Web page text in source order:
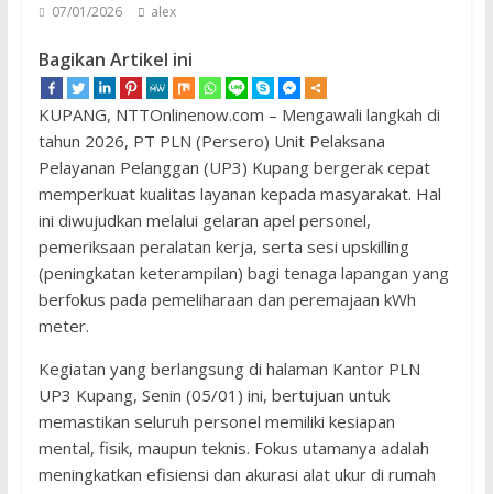
07/01/2026 alex
Bagikan Artikel ini
KUPANG, NTTOnlinenow.com – Mengawali langkah di
tahun 2026, PT PLN (Persero) Unit Pelaksana
Pelayanan Pelanggan (UP3) Kupang bergerak cepat
memperkuat kualitas layanan kepada masyarakat. Hal
ini diwujudkan melalui gelaran apel personel,
pemeriksaan peralatan kerja, serta sesi upskilling
(peningkatan keterampilan) bagi tenaga lapangan yang
berfokus pada pemeliharaan dan peremajaan kWh
meter.
Kegiatan yang berlangsung di halaman Kantor PLN
UP3 Kupang, Senin (05/01) ini, bertujuan untuk
memastikan seluruh personel memiliki kesiapan
mental, fisik, maupun teknis. Fokus utamanya adalah
meningkatkan efisiensi dan akurasi alat ukur di rumah